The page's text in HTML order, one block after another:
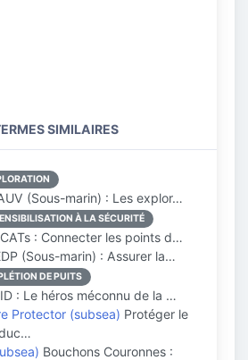
SIMILAIRES
(Sous-marin) : Les explor…
À LA SÉCURITÉ
CATs : Connecter les points d…
(Sous-marin) : Assurer la…
DE PUITS
: Le héros méconnu de la …
Protector (subsea) Protéger le
Bouchons Couronnes :